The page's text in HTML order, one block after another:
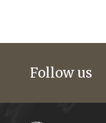
Follow us